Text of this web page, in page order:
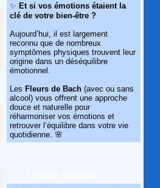
✨ Et si vos émotions étaient la
clé de votre bien-être ?
Aujourd’hui, il est largement
reconnu que de nombreux
symptômes physiques trouvent leur
origine dans un déséquilibre
émotionnel.
Les Fleurs de Bach (avec ou sans
alcool) vous offrent une approche
douce et naturelle pour
réharmoniser vos émotions et
retrouver l’équilibre dans votre vie
quotidienne. 🌸